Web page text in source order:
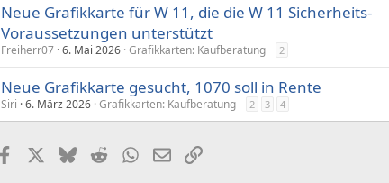
Neue Grafikkarte für W 11, die die W 11 Sicherheits-
Voraussetzungen unterstützt
Freiherr07 6. Mai 2026 Grafikkarten: Kaufberatung 2
Neue Grafikkarte gesucht, 1070 soll in Rente
Siri 6. März 2026 Grafikkarten: Kaufberatung 2 3 4
FacebookX (Twitter)
BlueskyRedditWhatsApp
E-MailLink